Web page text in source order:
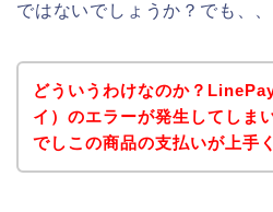
ではないでしょうか？でも、、
どういうわけなのか？
イ）のエラーが発生してしま
でしこの商品の支払いが上手